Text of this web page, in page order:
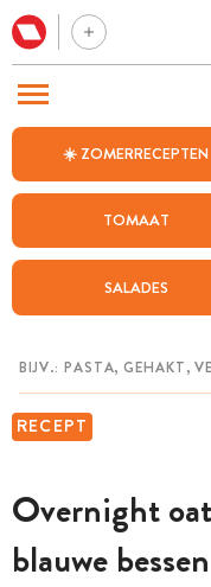
☀️ ZOMERRECEPTEN
TOMAAT
SALADES
RECEPT
Overnight
blauwe bessen
BEZOEK ONZE ANDERE
WEEKMENU
CHAT MET MAIA
MIJN BEWAARDE RECEPTEN